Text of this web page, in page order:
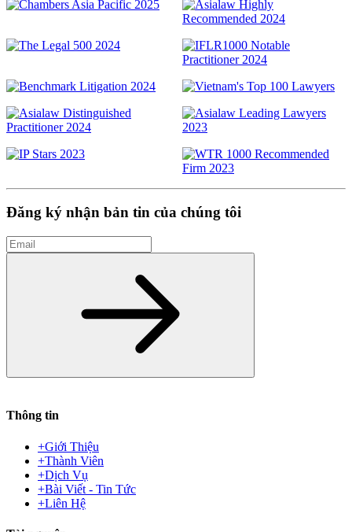
Đăng ký nhận bản tin của chúng tôi
Email
Thông tin
+Giới Thiệu
+Thành Viên
+Dịch Vụ
+Bài Viết - Tin Tức
+Liên Hệ